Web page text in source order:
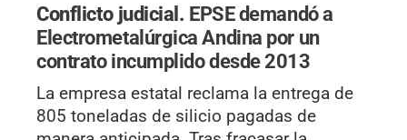
Conflicto judicial. EPSE demandó a
Electrometalúrgica Andina por un
contrato incumplido desde 2013
La empresa estatal reclama la entrega de
805 toneladas de silicio pagadas de